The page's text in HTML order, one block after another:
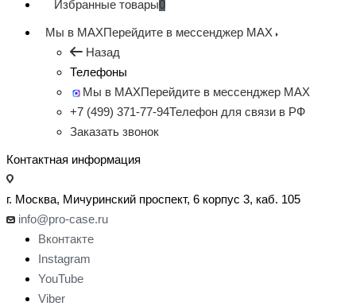
Избранные товары0
Мы в MAXПерейдите в мессенджер MAX
Назад
Телефоны
Мы в MAXПерейдите в мессенджер MAX
+7 (499) 371-77-94Телефон для связи в РФ
Заказать звонок
Контактная информация
г. Москва, Мичуринский проспект, 6 корпус 3, каб. 105
info@pro-case.ru
Вконтакте
Instagram
YouTube
Viber